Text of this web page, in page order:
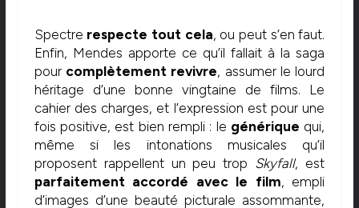
Spectre respecte tout cela, ou peut s’en faut.
Enfin, Mendes apporte ce qu’il fallait à la saga
pour complètement revivre, assumer le lourd
héritage d’une bonne vingtaine de films. Le
cahier des charges, et l’expression est pour une
fois positive, est bien rempli : le générique qui,
même si les intonations musicales qu’il
proposent rappellent un peu trop Skyfall, est
parfaitement accordé avec le film, empli
d’images d’une beauté picturale assommante,